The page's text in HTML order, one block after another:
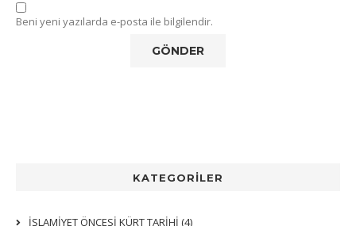
Beni yeni yazılarda e-posta ile bilgilendir.
KATEGORİLER
İSLAMİYET ÖNCESİ KÜRT TARİHİ (4)